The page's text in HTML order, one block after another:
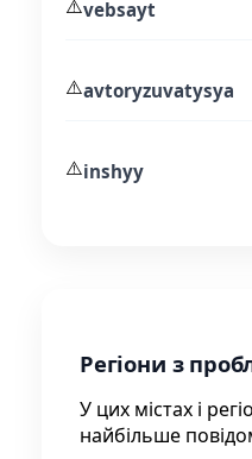
⚠️vebsayt
⚠️avtoryzuvatysya
⚠️inshyy
Регіони з
У цих містах і
найбільше